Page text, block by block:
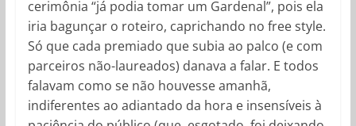
cerimônia “já podia tomar um Gardenal”, pois ela
iria bagunçar o roteiro, caprichando no free style.
Só que cada premiado que subia ao palco (e com
parceiros não-laureados) danava a falar. E todos
falavam como se não houvesse amanhã,
indiferentes ao adiantado da hora e insensíveis à